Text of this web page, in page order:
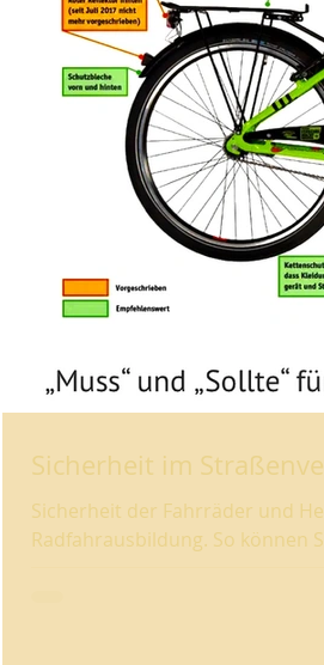
Sicherheit im
Sicherheit der Fahrräder und